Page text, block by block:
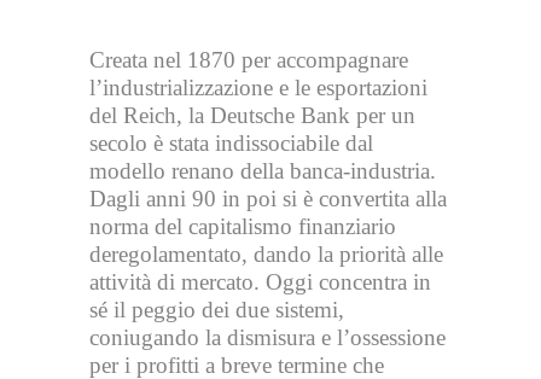
Creata nel 1870 per accompagnare
l’industrializzazione e le esportazioni
del Reich, la Deutsche Bank per un
secolo è stata indissociabile dal
modello renano della banca-industria.
Dagli anni 90 in poi si è convertita alla
norma del capitalismo finanziario
deregolamentato, dando la priorità alle
attività di mercato. Oggi concentra in
sé il peggio dei due sistemi,
coniugando la dismisura e l’ossessione
per i profitti a breve termine che